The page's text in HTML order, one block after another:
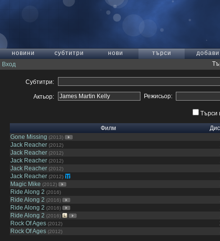
новини субтитри нови търси
добави
Вход
Субтитри:
Актьор: Режисьор:
Търси
Филм
Gone Missing (2013)
Jack Reacher (2012)
Jack Reacher (2012)
Jack Reacher (2012)
Jack Reacher (2012)
Jack Reacher (2012)
Magic Mike (2012)
Ride Along 2 (2016)
Ride Along 2 (2016)
Ride Along 2 (2016)
Ride Along 2 (2016)
Rock Of Ages (2012)
Rock Of Ages (2012)